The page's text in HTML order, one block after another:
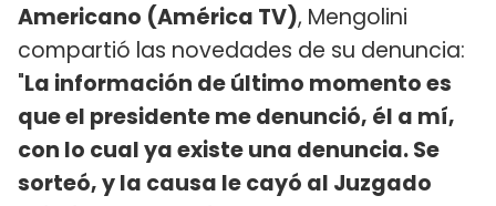
Americano (América TV), Mengolini
compartió las novedades de su denuncia:
"La información de último momento es
que el presidente me denunció, él a mí,
con lo cual ya existe una denuncia. Se
sorteó, y la causa le cayó al Juzgado